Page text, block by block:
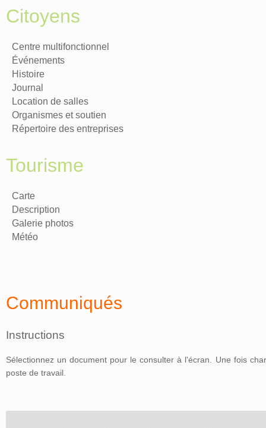
Citoyens
Centre multifonctionnel
Événements
Histoire
Journal
Location de salles
Organismes et soutien
Répertoire des entreprises
Tourisme
Carte
Description
Galerie photos
Météo
Communiqués
Instructions
Sélectionnez un document pour le consulter à l'écran. Une fois
poste de travail.